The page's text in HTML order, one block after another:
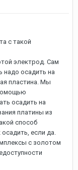
с такой
электрод. Сам
надо осадить на
пластина. Мы
осадить на
платины из
способ
если да.
с золотом